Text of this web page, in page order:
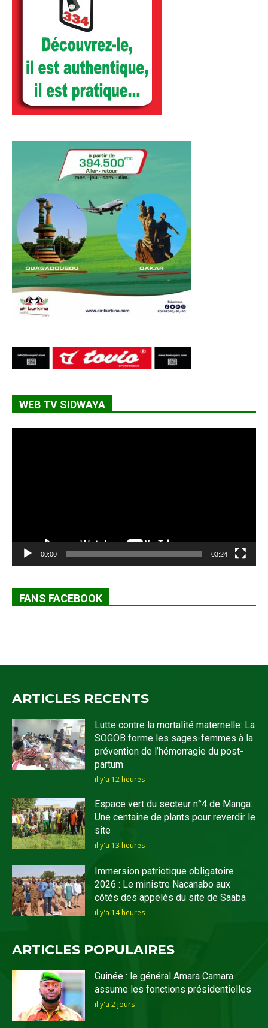
WEB TV SIDWAYA
00:00 03:24
FANS FACEBOOK
ARTICLES RECENTS
Lutte contre la mortalité maternelle: La
SOGOB forme les sages-femmes à la
prévention de l’hémorragie du post-
partum
il y'a 12 heures
Espace vert du secteur n°4 de Manga:
Une centaine de plants pour reverdir le
site
il y'a 13 heures
Immersion patriotique obligatoire
2026 : Le ministre Nacanabo aux
côtés des appelés du site de Saaba
il y'a 14 heures
ARTICLES POPULAIRES
Guinée : le général Amara Camara
assume les fonctions présidentielles
il y'a 2 jours